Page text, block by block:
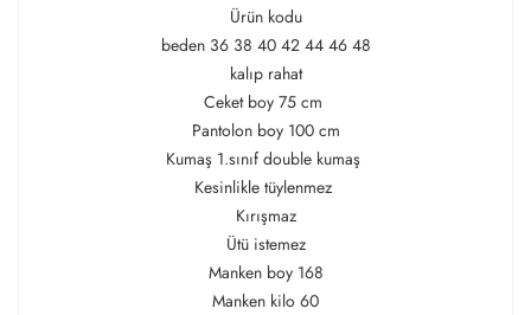
Ürün kodu
beden 36 38 40 42 44 46 48
kalıp rahat
Ceket boy 75 cm
Pantolon boy 100 cm
Kumaş 1.sınıf double kumaş
Kesinlikle tüylenmez
Kırışmaz
Ütü istemez
Manken boy 168
Manken kilo 60